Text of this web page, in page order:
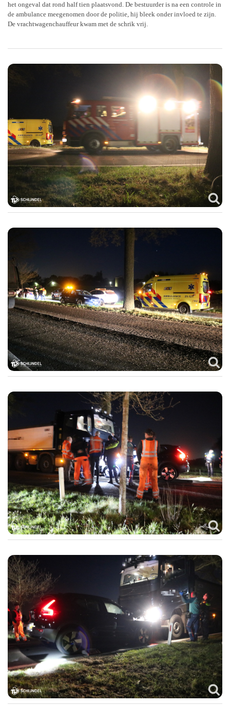
het ongeval dat rond half tien plaatsvond. De bestuurder is na een controle in
de ambulance meegenomen door de politie, hij bleek onder invloed te zijn.
De vrachtwagenchauffeur kwam met de schrik vrij.